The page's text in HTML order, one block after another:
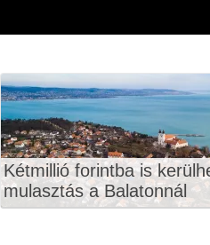
Kétmillió forintba is
mulasztás a Balatonnál